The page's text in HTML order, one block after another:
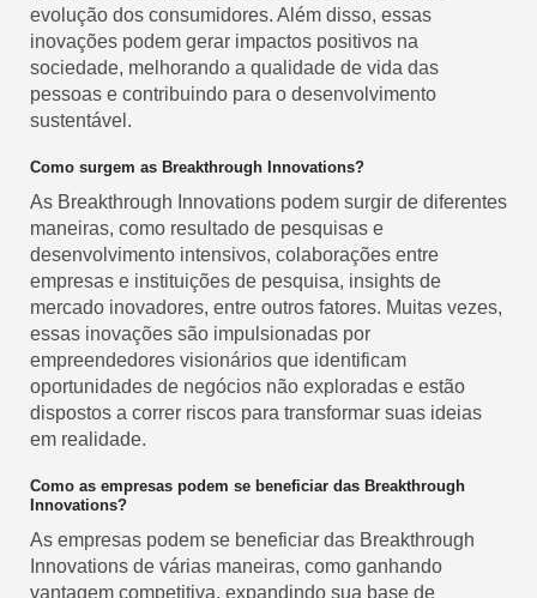
evolução dos consumidores. Além disso, essas
inovações podem gerar impactos positivos na
sociedade, melhorando a qualidade de vida das
pessoas e contribuindo para o desenvolvimento
sustentável.
Como surgem as Breakthrough Innovations?
As Breakthrough Innovations podem surgir de diferentes
maneiras, como resultado de pesquisas e
desenvolvimento intensivos, colaborações entre
empresas e instituições de pesquisa, insights de
mercado inovadores, entre outros fatores. Muitas vezes,
essas inovações são impulsionadas por
empreendedores visionários que identificam
oportunidades de negócios não exploradas e estão
dispostos a correr riscos para transformar suas ideias
em realidade.
Como as empresas podem se beneficiar das Breakthrough
Innovations?
As empresas podem se beneficiar das Breakthrough
Innovations de várias maneiras, como ganhando
vantagem competitiva, expandindo sua base de